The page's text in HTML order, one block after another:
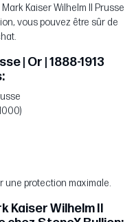
Kaiser Wilhelm II Prusse
vous pouvez être sûr de
| Or | 1888-1913
une protection maximale.
Kaiser Wilhelm II